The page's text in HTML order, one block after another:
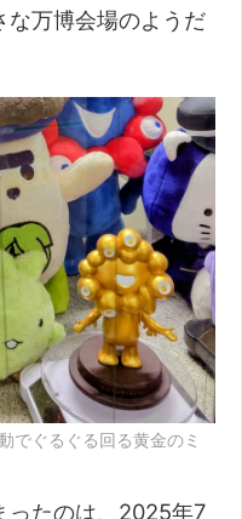
な万博会場のようだ
でぐるぐる回る黄金のミ
ったのは、2025年7